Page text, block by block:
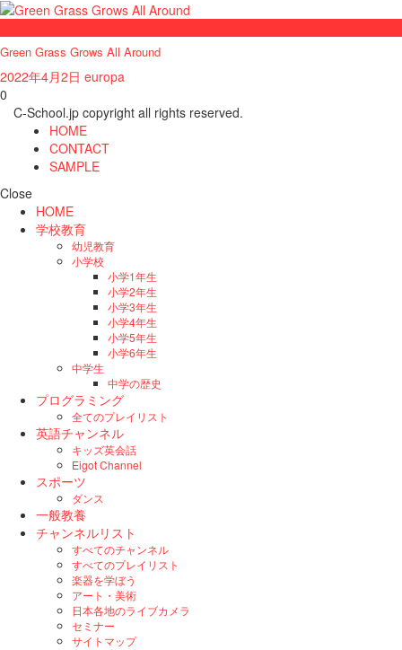
Green Grass Grows All Around
2022年4月2日 europa
0
C-School.jp copyright all rights reserved.
HOME
CONTACT
SAMPLE
Close
HOME
学校教育
幼児教育
小学校
小学1年生
小学2年生
小学3年生
小学4年生
小学5年生
小学6年生
中学生
中学の歴史
プログラミング
全てのプレイリスト
英語チャンネル
キッズ英会話
Eigot Channel
スポーツ
ダンス
一般教養
チャンネルリスト
すべてのチャンネル
すべてのプレイリスト
楽器を学ぼう
アート・美術
日本各地のライブカメラ
セミナー
サイトマップ